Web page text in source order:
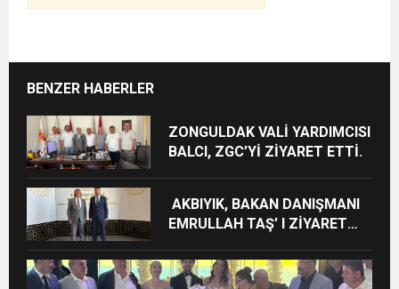
BENZER HABERLER
ZONGULDAK VALİ YARDIMCISI
BALCI, ZGC’Yİ ZİYARET ETTİ.
AKBIYIK, BAKAN DANIŞMANI
EMRULLAH TAŞ’ I ZİYARET